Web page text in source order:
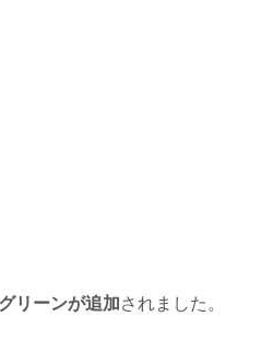
グリーンが追加されました。